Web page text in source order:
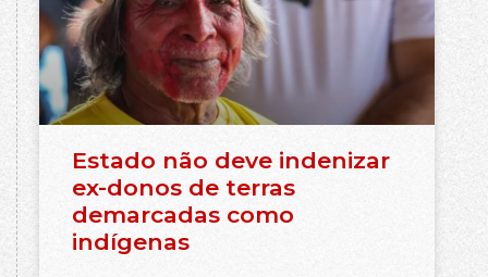
Estado não deve indenizar
ex-donos de terras
demarcadas como
indígenas